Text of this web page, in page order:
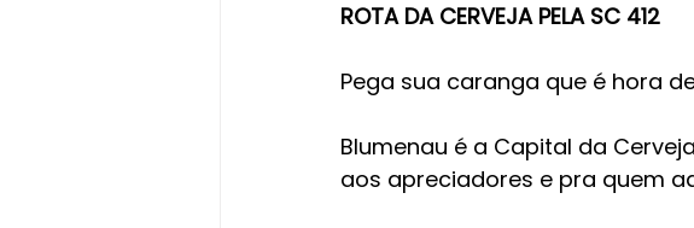
ROTA DA CERVEJA PELA SC 412
Pega sua caranga que é hora
Blumenau é a Capital da
aos apreciadores e pra quem